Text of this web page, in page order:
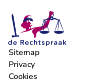
Sitemap
Privacy
Cookies